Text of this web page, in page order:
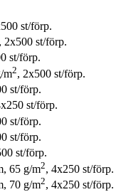
st/förp.
, 2x500 st/förp.
st/förp.
m2, 2x500 st/förp.
st/förp.
st/förp.
st/förp.
st/förp.
st/förp.
65 g/m2, 4x250 st/förp.
70 g/m2, 4x250 st/förp.